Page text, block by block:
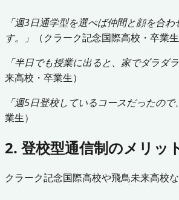
「週3日通学型を選べば仲間と顔を合
す。」
（クラーク記念国際高校・卒業生
「半日でも授業に出ると、家でダラ
来高校・卒業生）
「週5日登校しているコースだったの
業生）
2. 登校型通信制のメリッ
クラーク記念国際高校や飛鳥未来高校